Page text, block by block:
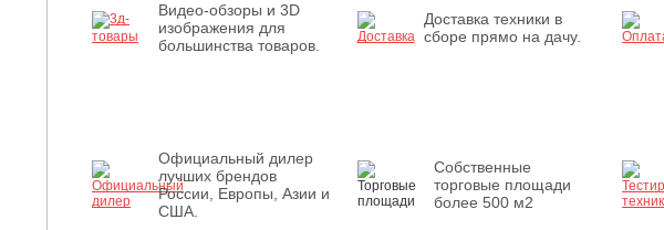
Видео-обзоры и 3D
изображения для
большинства товаров.
Доставка техники в
сборе прямо на дачу.
Официальный дилер
лучших брендов
России, Европы, Азии и
США.
Собственные
торговые площади
более 500 м2